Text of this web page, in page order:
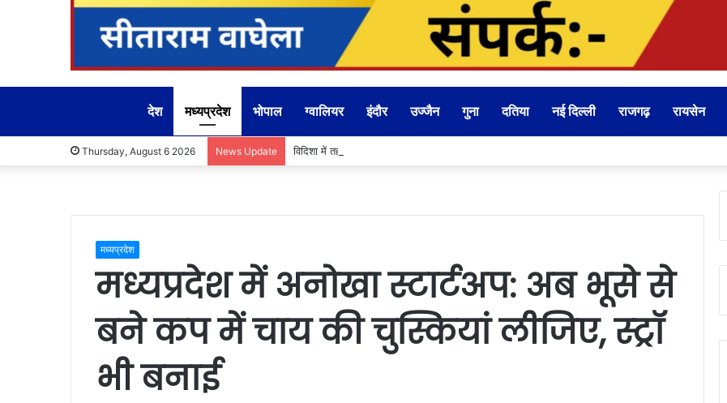
देश मध्यप्रदेश भोपाल ग्वालियर इंदौर उज्जैन गुना दतिया नई दिल्ली राजगढ़ रायसेन
Thursday, August 6 2026 News Update विदिशा में तहसीलदार-नायब तहसीलदारों के प्रभार बदले, कलेक्टर ने जारी किए नए पदस्थापना आदेश
मध्यप्रदेश
मध्यप्रदेश में अनोखा स्टार्टअप: अब भूसे से
बने कप में चाय की चुस्कियां लीजिए, स्ट्रॉ
भी बनाई